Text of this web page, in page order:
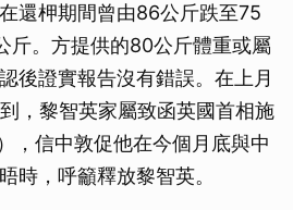
還柙期間曾由86公斤跌至75
斤。方提供的80公斤體重或屬
後證實報告沒有錯誤。在上月
，黎智英家屬致函英國首相施
，信中敦促他在今個月底與中
時，呼籲釋放黎智英。